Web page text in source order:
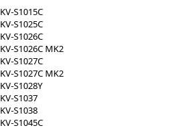
KV-S1015C
KV-S1025C
KV-S1026C
KV-S1026C MK2
KV-S1027C
KV-S1027C MK2
KV-S1028Y
KV-S1037
KV-S1038
KV-S1045C